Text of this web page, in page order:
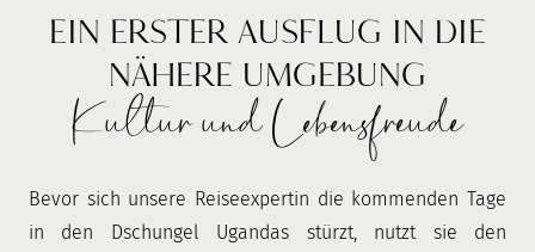
EIN ERSTER AUSFLUG IN DIE
NÄHERE UMGEBUNG
Kultur und Lebensfreude
Bevor sich unsere Reiseexpertin die kommenden Tage
in den Dschungel Ugandas stürzt, nutzt sie den